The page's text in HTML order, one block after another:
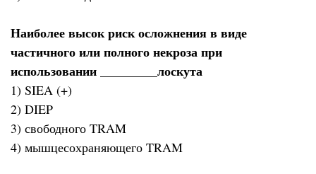
Наиболее высок риск осложнения в виде
частичного или полного некроза при
использовании _________лоскута
1) SIEA (+)
2) DIEP
3) свободного TRAM
4) мышцесохраняющего TRAM